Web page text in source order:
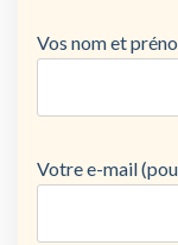
Vos nom et
Votre e-mail